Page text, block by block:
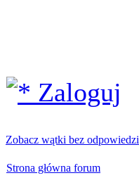
Zaloguj
Zobacz wątki bez odpowiedzi
Strona główna forum